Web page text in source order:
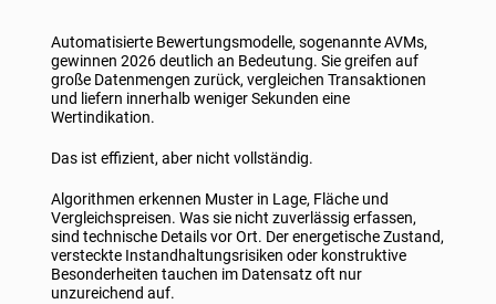
Automatisierte Bewertungsmodelle, sogenannte AVMs,
gewinnen 2026 deutlich an Bedeutung. Sie greifen auf
große Datenmengen zurück, vergleichen Transaktionen
und liefern innerhalb weniger Sekunden eine
Wertindikation.
Das ist effizient, aber nicht vollständig.
Algorithmen erkennen Muster in Lage, Fläche und
Vergleichspreisen. Was sie nicht zuverlässig erfassen,
sind technische Details vor Ort. Der energetische Zustand,
versteckte Instandhaltungsrisiken oder konstruktive
Besonderheiten tauchen im Datensatz oft nur
unzureichend auf.